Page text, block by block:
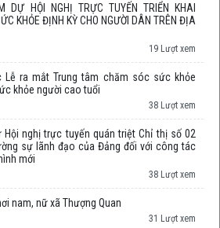
DỰ HỘI NGHỊ TRỰC TUYẾN TRIỂN KHAI
KHỎE ĐỊNH KỲ CHO NGƯỜI DÂN TRÊN ĐỊA
19 Lượt xem
Lễ ra mắt Trung tâm chăm sóc sức khỏe
khỏe người cao tuổi
38 Lượt xem
Hội nghị trực tuyến quán triệt Chỉ thị số 02
sự lãnh đạo của Đảng đối với công tác
mới
38 Lượt xem
nam, nữ xã Thượng Quan
31 Lượt xem